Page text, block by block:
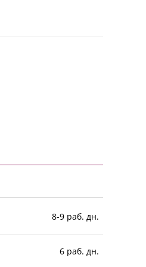
8-9 раб. дн.
6 раб. дн.